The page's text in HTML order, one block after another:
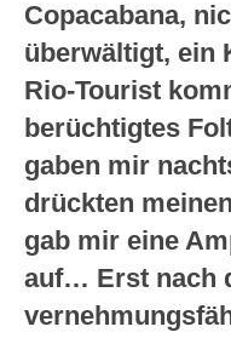
Copacabana,
überwältigt, ein
Rio-Tourist
berüchtigtes
gaben mir
drückten
gab mir eine
auf… Erst nach